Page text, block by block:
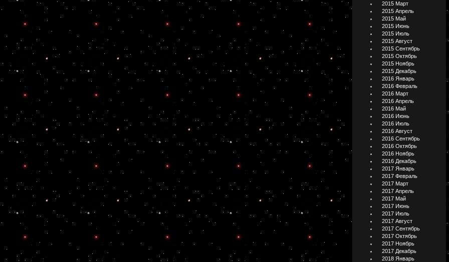
2015 Март
2015 Апрель
2015 Май
2015 Июнь
2015 Июль
2015 Август
2015 Сентябрь
2015 Октябрь
2015 Ноябрь
2015 Декабрь
2016 Январь
2016 Февраль
2016 Март
2016 Апрель
2016 Май
2016 Июнь
2016 Июль
2016 Август
2016 Сентябрь
2016 Октябрь
2016 Ноябрь
2016 Декабрь
2017 Январь
2017 Февраль
2017 Март
2017 Апрель
2017 Май
2017 Июнь
2017 Июль
2017 Август
2017 Сентябрь
2017 Октябрь
2017 Ноябрь
2017 Декабрь
2018 Январь